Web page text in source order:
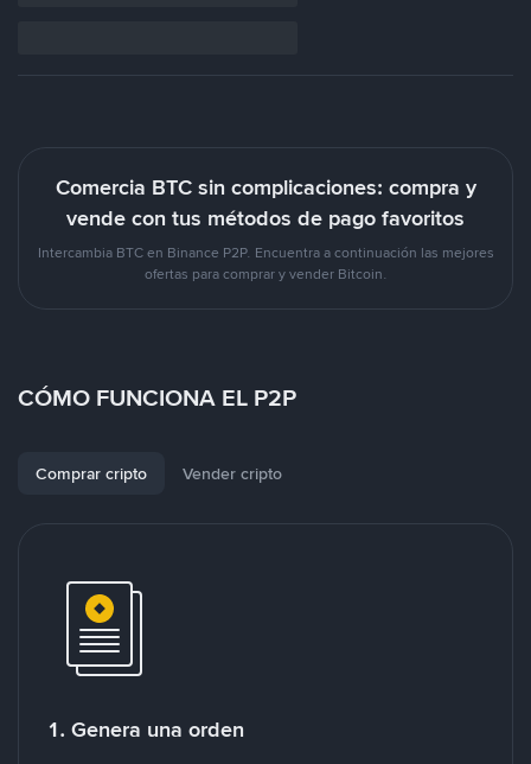
Comercia BTC sin complicaciones: compra y
vende con tus métodos de pago favoritos
Intercambia BTC en Binance P2P. Encuentra a continuación las mejores
ofertas para comprar y vender Bitcoin.
CÓMO FUNCIONA EL P2P
Comprar cripto Vender cripto
1. Genera una orden